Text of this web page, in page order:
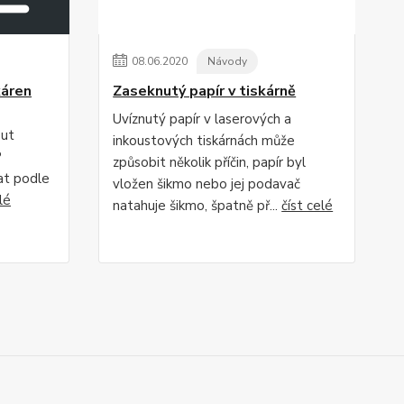
podle
08.06.2020 Návody
Zaseknutý papír v tiskárně
Uvíznutý papír v laserových a
inkoustových tiskárnách může
způsobit několik příčin, papír byl
vložen šikmo nebo jej podavač
natahuje šikmo, špatně př...číst celé